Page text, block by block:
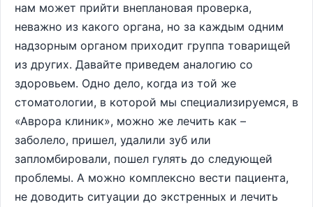
нам может прийти внеплановая проверка,
неважно из какого органа, но за каждым одним
надзорным органом приходит группа товарищей
из других. Давайте приведем аналогию со
здоровьем. Одно дело, когда из той же
стоматологии, в которой мы специализируемся, в
«Аврора клиник», можно же лечить как –
заболело, пришел, удалили зуб или
запломбировали, пошел гулять до следующей
проблемы. А можно комплексно вести пациента,
не доводить ситуации до экстренных и лечить